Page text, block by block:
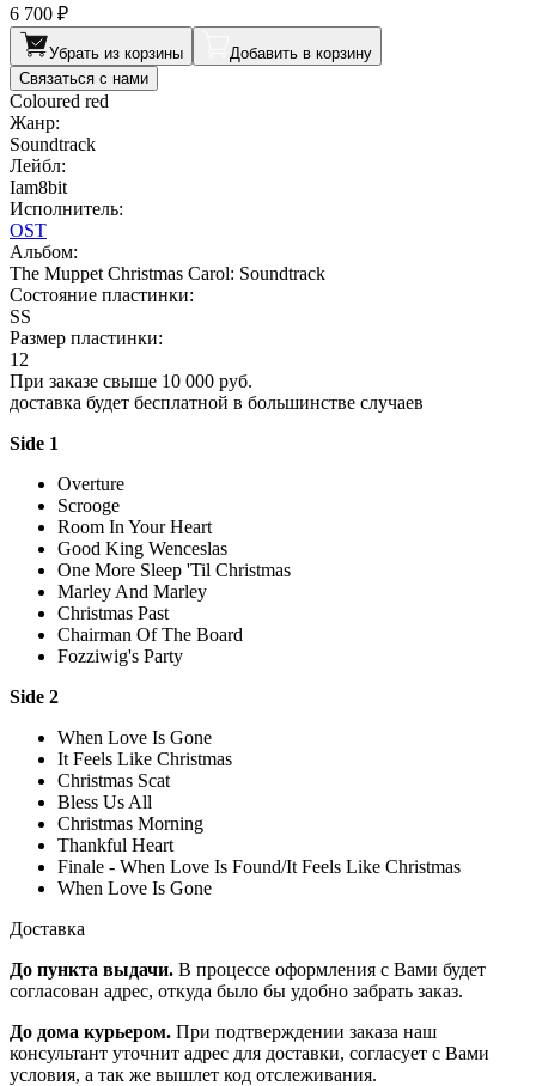
6 700 ₽
Убрать из корзины
Добавить в корзину
Связаться с нами
Coloured red
Жанр:
Soundtrack
Лейбл:
Iam8bit
Исполнитель:
OST
Альбом:
The Muppet Christmas Carol: Soundtrack
Состояние пластинки:
SS
Размер пластинки:
12
При заказе свыше 10 000 руб.
доставка будет бесплатной в большинстве случаев
Side 1
Overture
Scrooge
Room In Your Heart
Good King Wenceslas
One More Sleep 'Til Christmas
Marley And Marley
Christmas Past
Chairman Of The Board
Fozziwig's Party
Side 2
When Love Is Gone
It Feels Like Christmas
Christmas Scat
Bless Us All
Christmas Morning
Thankful Heart
Finale - When Love Is Found/It Feels Like Christmas
When Love Is Gone
Доставка
До пункта выдачи. В процессе оформления с Вами будет
согласован адрес, откуда было бы удобно забрать заказ.
До дома курьером. При подтверждении заказа наш
консультант уточнит адрес для доставки, согласует с Вами
условия, а так же вышлет код отслеживания.